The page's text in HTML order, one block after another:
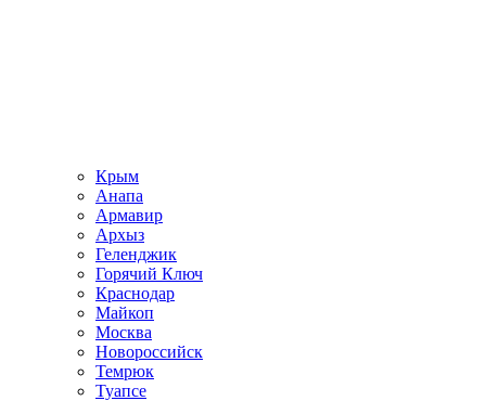
Крым
Анапа
Армавир
Архыз
Геленджик
Горячий Ключ
Краснодар
Майкоп
Москва
Новороссийск
Темрюк
Туапсе